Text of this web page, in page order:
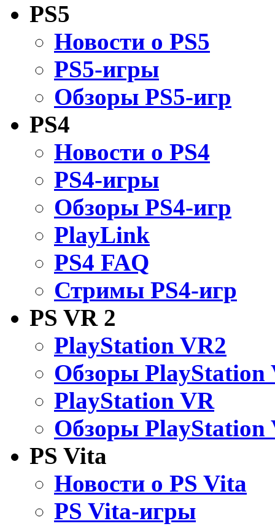
PS5
Новости о PS5
PS5-игры
Обзоры PS5-игр
PS4
Новости о PS4
PS4-игры
Обзоры PS4-игр
PlayLink
PS4 FAQ
Стримы PS4-игр
PS VR 2
PlayStation VR2
Обзоры PlayStation
PlayStation VR
Обзоры PlayStation
PS Vita
Новости о PS Vita
PS Vita-игры